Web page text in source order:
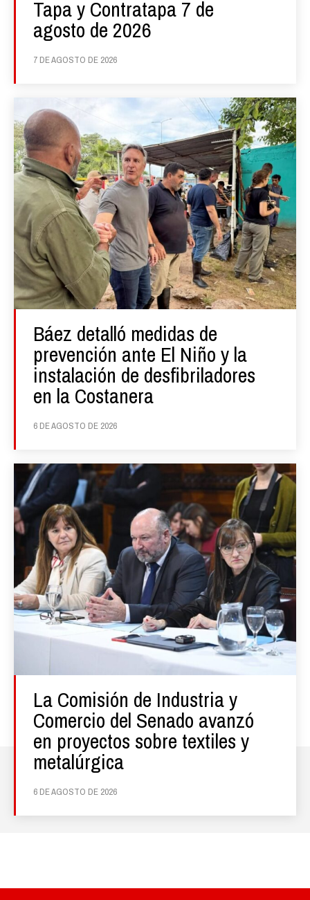
Tapa y Contratapa 7 de
agosto de 2026
7 DE AGOSTO DE 2026
Báez detalló medidas de
prevención ante El Niño y la
instalación de desfibriladores
en la Costanera
6 DE AGOSTO DE 2026
La Comisión de Industria y
Comercio del Senado avanzó
en proyectos sobre textiles y
metalúrgica
6 DE AGOSTO DE 2026